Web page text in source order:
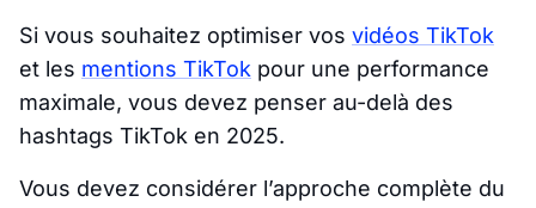
Si vous souhaitez optimiser vos vidéos TikTok
et les mentions TikTok pour une performance
maximale, vous devez penser au-delà des
hashtags TikTok en 2025.
Vous devez considérer l’approche complète du